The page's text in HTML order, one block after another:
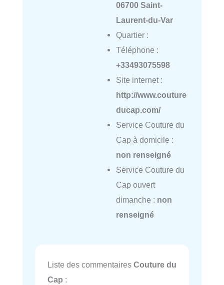
06700 Saint-
Laurent-du-Var
Quartier :
Téléphone :
+33493075598
Site internet :
http://www.couture
ducap.com/
Service Couture du
Cap à domicile :
non renseigné
Service Couture du
Cap ouvert
dimanche : non
renseigné
Liste des commentaires Couture du
Cap :